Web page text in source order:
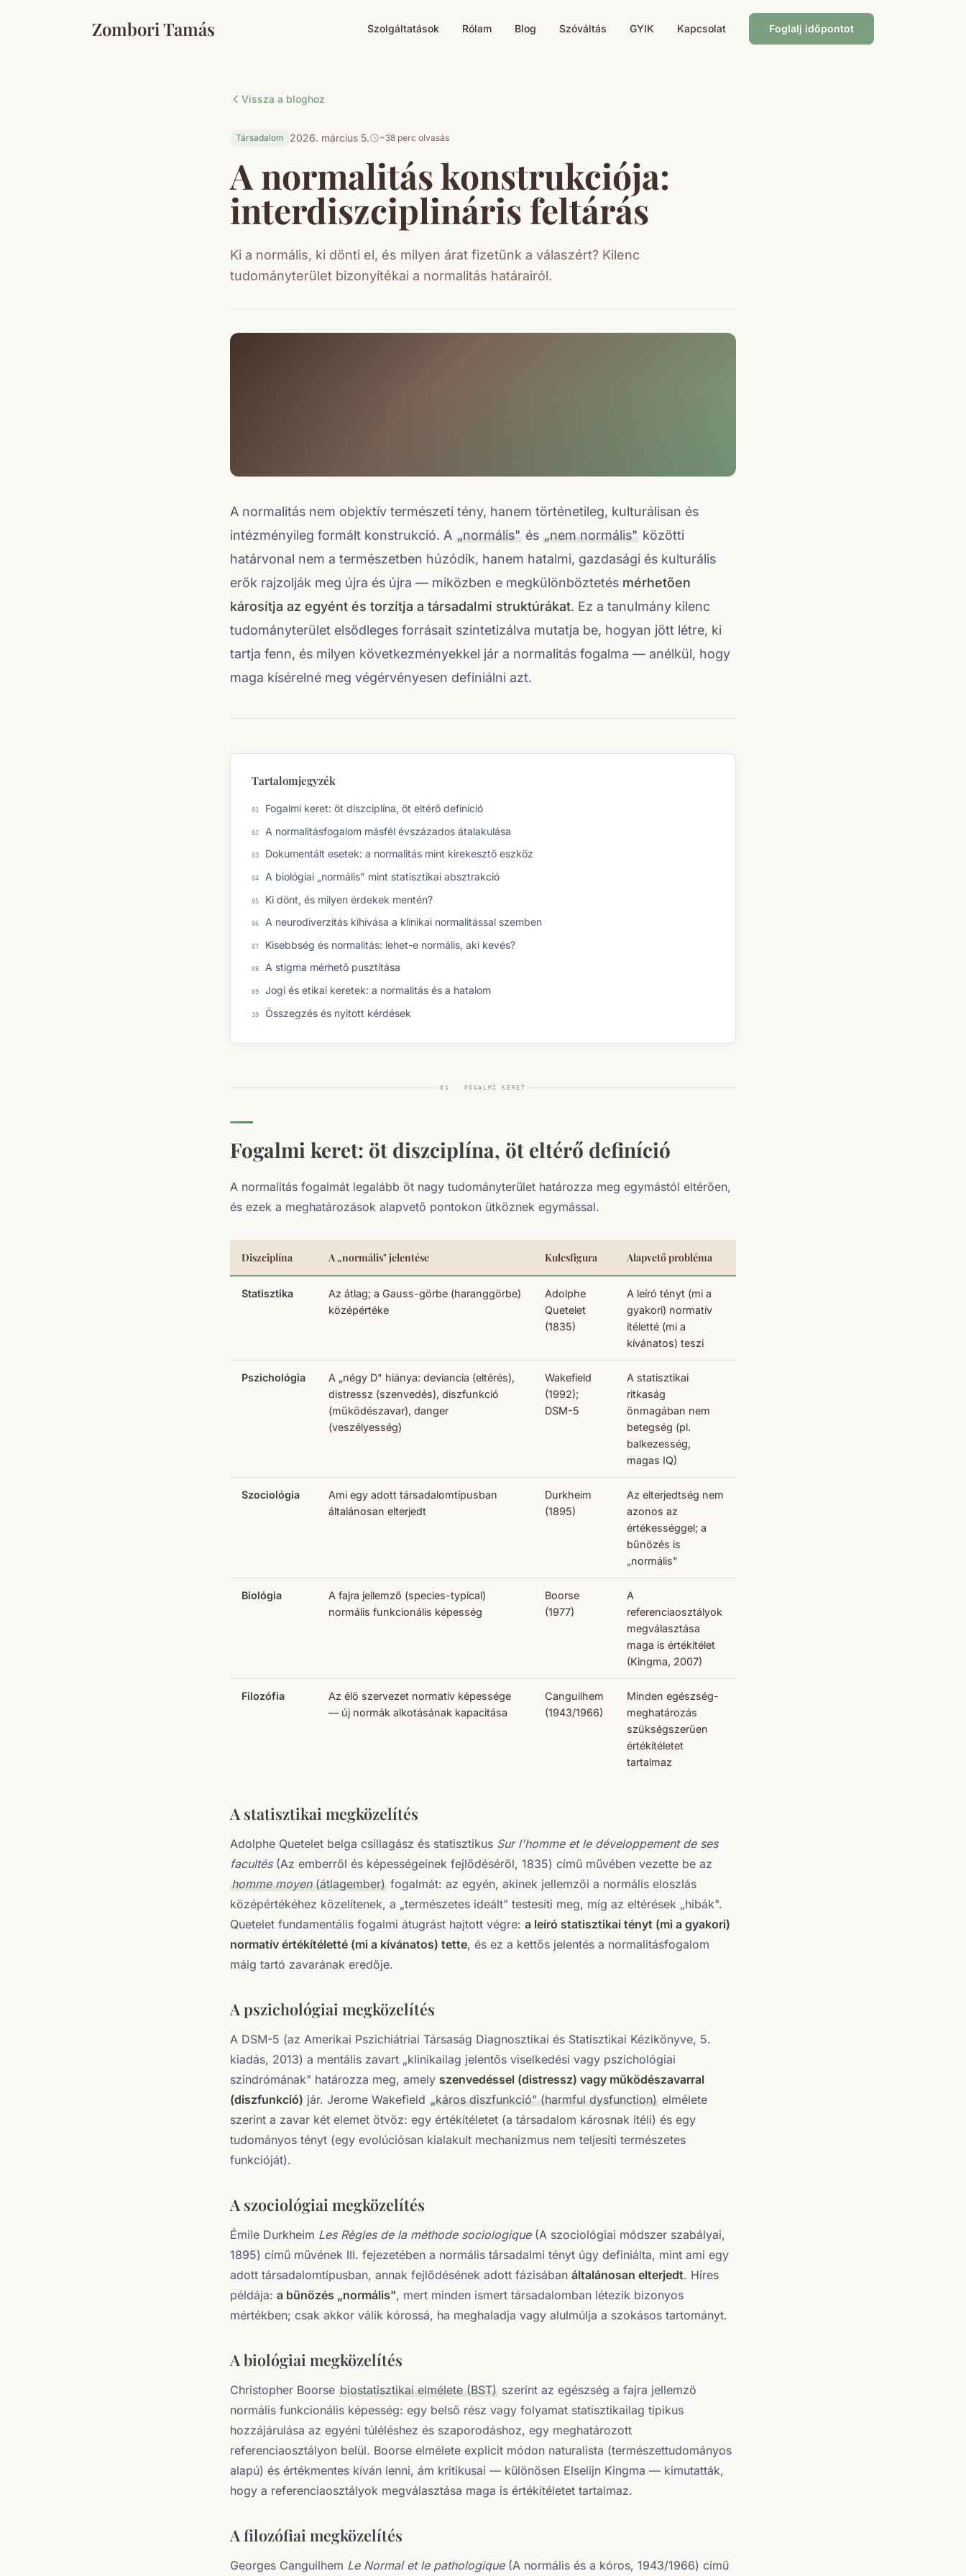
Zombori Tamás Szolgáltatások Rólam Blog Szóváltás GYIK Kapcsolat Foglalj időpontot
Vissza a bloghoz
Társadalom 2026. március 5. ~38 perc olvasás
A normalitás konstrukciója:
interdiszciplináris feltárás
Ki a normális, ki dönti el, és milyen árat fizetünk a válaszért? Kilenc
tudományterület bizonyítékai a normalitás határairól.
A normalitás nem objektív természeti tény, hanem történetileg, kulturálisan és
intézményileg formált konstrukció. A „normális" és „nem normális" közötti
határvonal nem a természetben húzódik, hanem hatalmi, gazdasági és kulturális
erők rajzolják meg újra és újra — miközben e megkülönböztetés mérhetően
károsítja az egyént és torzítja a társadalmi struktúrákat. Ez a tanulmány kilenc
tudományterület elsődleges forrásait szintetizálva mutatja be, hogyan jött létre, ki
tartja fenn, és milyen következményekkel jár a normalitás fogalma — anélkül, hogy
maga kísérelné meg végérvényesen definiálni azt.
Tartalomjegyzék
Fogalmi keret: öt diszciplína, öt eltérő definíció
A normalitásfogalom másfél évszázados átalakulása
Dokumentált esetek: a normalitás mint kirekesztő eszköz
A biológiai „normális" mint statisztikai absztrakció
Ki dönt, és milyen érdekek mentén?
A neurodiverzitás kihívása a klinikai normalitással szemben
Kisebbség és normalitás: lehet-e normális, aki kevés?
A stigma mérhető pusztítása
Jogi és etikai keretek: a normalitás és a hatalom
Összegzés és nyitott kérdések
01 · FOGALMI KERET
Fogalmi keret: öt diszciplína, öt eltérő definíció
A normalitás fogalmát legalább öt nagy tudományterület határozza meg egymástól eltérően,
és ezek a meghatározások alapvető pontokon ütköznek egymással.
Diszciplína A „normális" jelentése Kulcsfigura Alapvető probléma
Statisztika
Az átlag; a Gauss-görbe (haranggörbe)
középértéke
Adolphe
Quetelet
(1835)
A leíró tényt (mi a
gyakori) normatív
ítéletté (mi a
kívánatos) teszi
Pszichológia
A „négy D" hiánya: deviancia (eltérés),
distressz (szenvedés), diszfunkció
(működészavar), danger
(veszélyesség)
Wakefield
(1992);
DSM-5
A statisztikai
ritkaság
önmagában nem
betegség (pl.
balkezesség,
magas IQ)
Szociológia
Ami egy adott társadalomtípusban
általánosan elterjedt
Durkheim
(1895)
Az elterjedtség nem
azonos az
értékességgel; a
bűnözés is
„normális"
Biológia
A fajra jellemző (species-typical)
normális funkcionális képesség
Boorse
(1977)
A
referenciaosztályok
megválasztása
maga is értékítélet
(Kingma, 2007)
Filozófia
Az élő szervezet normatív képessége
— új normák alkotásának kapacitása
Canguilhem
(1943/1966)
Minden egészség-
meghatározás
szükségszerűen
értékítéletet
tartalmaz
A statisztikai megközelítés
Adolphe Quetelet belga csillagász és statisztikus Sur l'homme et le développement de ses
facultés(Az emberről és képességeinek fejlődéséről, 1835) című művében vezette be az
homme moyen(átlagember) fogalmát: az egyén, akinek jellemzői a normális eloszlás
középértékéhez közelítenek, a „természetes ideált" testesíti meg, míg az eltérések „hibák".
Quetelet fundamentális fogalmi átugrást hajtott végre: a leíró statisztikai tényt (mi a gyakori)
normatív értékítéletté (mi a kívánatos) tette, és ez a kettős jelentés a normalitásfogalom
máig tartó zavarának eredője.
A pszichológiai megközelítés
A DSM-5 (az Amerikai Pszichiátriai Társaság Diagnosztikai és Statisztikai Kézikönyve, 5.
kiadás, 2013) a mentális zavart „klinikailag jelentős viselkedési vagy pszichológiai
szindrómának" határozza meg, amely szenvedéssel (distressz) vagy működészavarral
(diszfunkció) jár. Jerome Wakefield „káros diszfunkció" (harmful dysfunction) elmélete
szerint a zavar két elemet ötvöz: egy értékítéletet (a társadalom károsnak ítéli) és egy
tudományos tényt (egy evolúciósan kialakult mechanizmus nem teljesíti természetes
funkcióját).
A szociológiai megközelítés
Émile Durkheim Les Règles de la méthode sociologique(A szociológiai módszer szabályai,
1895) című művének III. fejezetében a normális társadalmi tényt úgy definiálta, mint ami egy
adott társadalomtípusban, annak fejlődésének adott fázisában általánosan elterjedt. Híres
példája: a bűnözés „normális", mert minden ismert társadalomban létezik bizonyos
mértékben; csak akkor válik kórossá, ha meghaladja vagy alulmúlja a szokásos tartományt.
A biológiai megközelítés
Christopher Boorse biostatisztikai elmélete (BST) szerint az egészség a fajra jellemző
normális funkcionális képesség: egy belső rész vagy folyamat statisztikailag tipikus
hozzájárulása az egyéni túléléshez és szaporodáshoz, egy meghatározott
referenciaosztályon belül. Boorse elmélete explicit módon naturalista (természettudományos
alapú) és értékmentes kíván lenni, ám kritikusai — különösen Elselijn Kingma — kimutatták,
hogy a referenciaosztályok megválasztása maga is értékítéletet tartalmaz.
A filozófiai megközelítés
Georges Canguilhem Le Normal et le pathologique(A normális és a kóros, 1943/1966) című